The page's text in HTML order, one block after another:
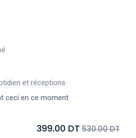
et réceptions
ceci en ce moment
399.00 DT 530.00 DT